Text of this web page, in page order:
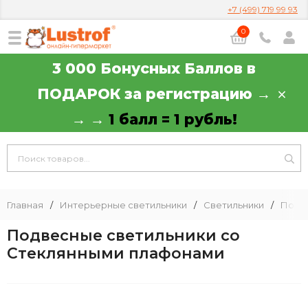
+7 (499) 719 99 93
0
3 000 Бонусных Баллов в
ПОДАРОК за регистрацию →
→ → 1 балл = 1 рубль!
Главная / Интерьерные светильники / Светильники /
Подвесные светильники со
Стеклянными плафонами